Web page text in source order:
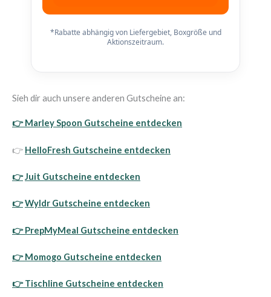
*Rabatte abhängig von Liefergebiet, Boxgröße und
Aktionszeitraum.
Sieh dir auch unsere anderen Gutscheine an:
👉 Marley Spoon Gutscheine entdecken
👉 HelloFresh Gutscheine entdecken
👉Juit Gutscheine entdecken
👉Wyldr Gutscheine entdecken
👉PrepMyMeal Gutscheine entdecken
👉Momogo Gutscheine entdecken
👉Tischline Gutscheine entdecken